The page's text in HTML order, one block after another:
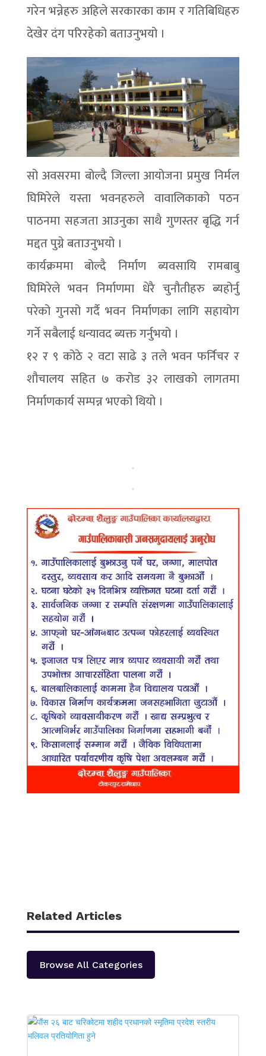
गरेन भन्नेहरु अहिले सरकारका काम र गतिबिधिहरु
देखेर दंग परिरहेको बताउनुभयो ।
सो अवसरमा बोल्दै जिल्ला आयोजना प्रमुख निर्मल
घिमिरेले यस्ता भवनहरुले वावालिकाको पठन
पाठनमा सहजता आउनुका साथै गुणस्तर बृद्धि गर्न
मद्दत पुग्ने बताउनुभयो ।
कार्यक्रममा बोल्दै निर्माण ब्यवसायि रामबाबु
घिमिरेले भवन निर्माणमा धेरै चुनौतीहरु ब्यहोर्नु
परेको गुनसो गर्दै भवन निर्माणका लागि सहायोग
गर्ने सबैलाई धन्यावद ब्यक्त गर्नुभयो ।
१२ र ९ कोठे २ वटा साढे ३ तले भवन फर्निचर र
शौचालय सहित ७ करोड ३२ लाखको लागतमा
निर्माणकार्य सम्पन्न भएको थियो ।
Related Articles
Browse All Categories